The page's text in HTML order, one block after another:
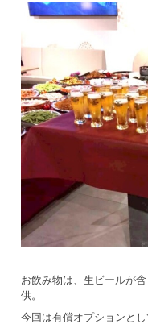
お飲み物は、生ビールが
供。
今回は有償オプションと